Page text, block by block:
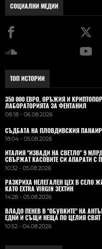
СОЦИАЛНИ МЕДИИ
ТОП ИСТОРИИ
350 000 ЕВРО, ОРЪЖИЯ И
ЛАБОРАТОРИЯТА ЗА ФЕНТАНИЛ
08:18 - 06.08.2026
СЪДБАТА НА ПЛОВДИВСКИЯ
18:04 - 05.08.2026
ИТАЛИЯ "ИЗВАДИ НА СВЕТЛО" 9
СВЪРЖАТ КАСОВИТЕ СИ АПАРАТИ С
10:32 - 05.08.2026
РАЗКРИХА НЕЛЕГАЛЕН ЦЕХ В СЕЛО
КАТО EXTRA VIRGIN ЗЕХТИН
14:28 - 05.08.2026
ВЛАДO ПЕНЕВ В "ОБУВКИТЕ" НА
ЕДНИ И СЪЩИ НЕЩА ПО ЦЕЛИЯ СВЯТ
10:52 - 04.08.2026